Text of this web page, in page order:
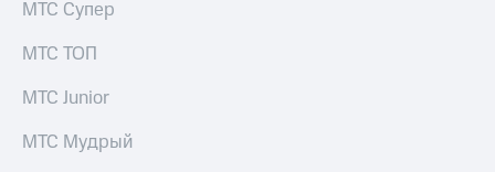
МТС Супер
МТС ТОП
МТС Junior
МТС Мудрый